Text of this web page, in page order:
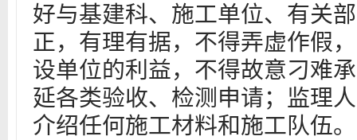
好与基建科、施工单位、有关
正，有理有据，不得弄虚作假
设单位的利益，不得故意刁难
延各类验收、检测申请；监理
介绍任何施工材料和施工队伍。